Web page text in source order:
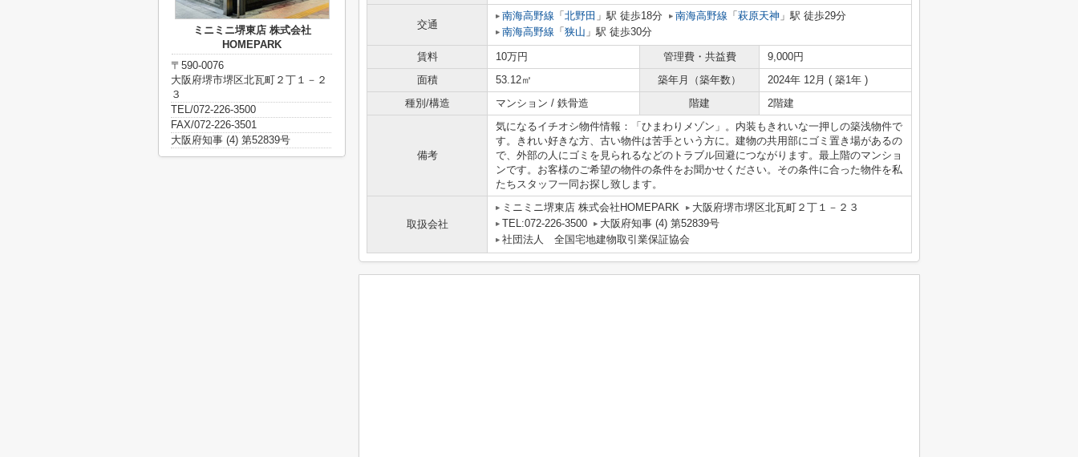
交通
南海高野線 「 北野田 」駅 徒歩18分 南海高野線 「 萩原天神 」駅 徒歩29分
南海高野線 「 狭山 」駅 徒歩30分
賃料 10万円 管理費・共益費
9,000円
面積
53.12㎡ 築年月（築年数）
2024年 12月 ( 築1年 )
種別/構造
マンション / 鉄骨造 階建 2階建
備考
気になるイチオシ物件情報：「ひまわりメゾン」。内装もきれいな一押しの築浅物件で
す。きれい好きな方、古い物件は苦手という方に。建物の共用部にゴミ置き場があるの
で、外部の人にゴミを見られるなどのトラブル回避につながります。最上階のマンショ
ンです。お客様のご希望の物件の条件をお聞かせください。その条件に合った物件を私
たちスタッフ一同お探し致します。
取扱会社
ミニミニ堺東店 株式会社HOMEPARK
大阪府堺市堺区北瓦町２丁１－２３
TEL:072-226-3500
大阪府知事 (4) 第52839号
社団法人 全国宅地建物取引業保証協会
ミニミニ堺東店 株式会社
HOMEPARK
〒590-0076
大阪府堺市堺区北瓦町２丁１－２
３
TEL/072-226-3500
FAX/072-226-3501
大阪府知事 (4) 第52839号